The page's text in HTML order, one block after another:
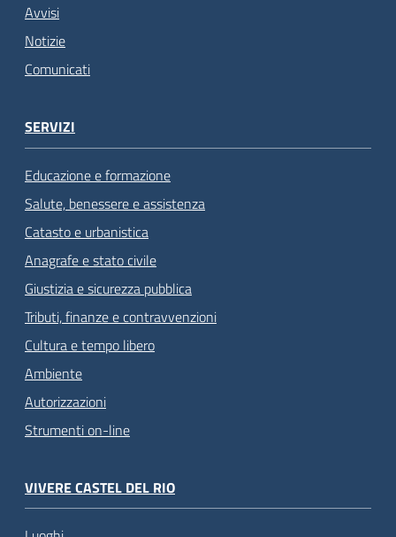
Avvisi
Notizie
Comunicati
SERVIZI
Educazione e formazione
Salute, benessere e assistenza
Catasto e urbanistica
Anagrafe e stato civile
Giustizia e sicurezza pubblica
Tributi, finanze e contravvenzioni
Cultura e tempo libero
Ambiente
Autorizzazioni
Strumenti on-line
VIVERE CASTEL DEL RIO